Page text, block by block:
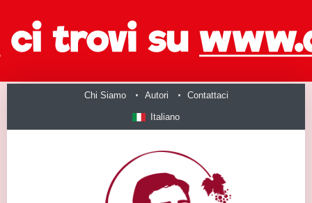
Chi Siamo Autori Contattaci
Italiano